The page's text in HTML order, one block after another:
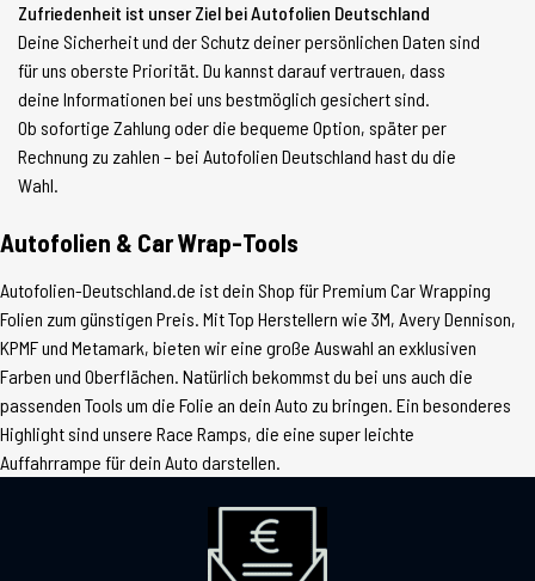
Zufriedenheit ist unser Ziel bei Autofolien Deutschland
Deine Sicherheit und der Schutz deiner persönlichen Daten sind
für uns oberste Priorität. Du kannst darauf vertrauen, dass
deine Informationen bei uns bestmöglich gesichert sind.
Ob sofortige Zahlung oder die bequeme Option, später per
Rechnung zu zahlen – bei Autofolien Deutschland hast du die
Wahl.
Autofolien & Car Wrap-Tools
Autofolien-Deutschland.de ist dein Shop für Premium Car Wrapping
Folien zum günstigen Preis. Mit Top Herstellern wie 3M, Avery Dennison,
KPMF und Metamark, bieten wir eine große Auswahl an exklusiven
Farben und Oberflächen. Natürlich bekommst du bei uns auch die
passenden Tools um die Folie an dein Auto zu bringen. Ein besonderes
Highlight sind unsere Race Ramps, die eine super leichte
Auffahrrampe für dein Auto darstellen.